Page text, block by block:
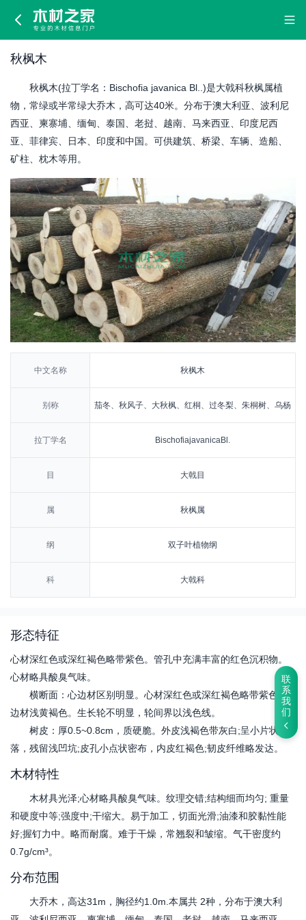
联
系
我
们
秋
枫
秋枫木
秋枫木(拉丁学名：Bischofia javanica Bl..)是大戟科秋枫属植
物，常绿或半常绿大乔木，高可达40米。分布于澳大利亚、波利尼
西亚、柬寨埔、缅甸、泰国、老挝、越南、马来西亚、印度尼西
亚、菲律宾、日本、印度和中国。可供建筑、桥梁、车辆、造船、
矿柱、枕木等用。
中文名称 秋枫木
别称 茄冬、秋风子、大秋枫、红桐、过冬梨、朱桐树、乌杨
拉丁学名 BischofiajavanicaBl.
目 大戟目
属 秋枫属
纲 双子叶植物纲
科 大戟科
形态特征
心材深红色或深红褐色略带紫色。管孔中充满丰富的红色沉积物。
心材略具酸臭气味。
横断面：心边材区别明显。心材深红色或深红褐色略带紫色。
边材浅黄褐色。生长轮不明显，轮间界以浅色线。
树皮：厚0.5~0.8cm，质硬脆。外皮浅褐色带灰白;呈小片状剥
落，残留浅凹坑;皮孔小点状密布，内皮红褐色;韧皮纤维略发达。
木材特性
木材具光泽;心材略具酸臭气味。纹理交错;结构细而均匀; 重量
和硬度中等;强度中;干缩大。易于加工，切面光滑;油漆和胶黏性能
好;握钉力中。略而耐腐。难于干燥，常翘裂和皱缩。气干密度约
0.7g/cm³。
分布范围
大乔木，高达31m，胸径约1.0m.本属共 2种，分布于澳大利